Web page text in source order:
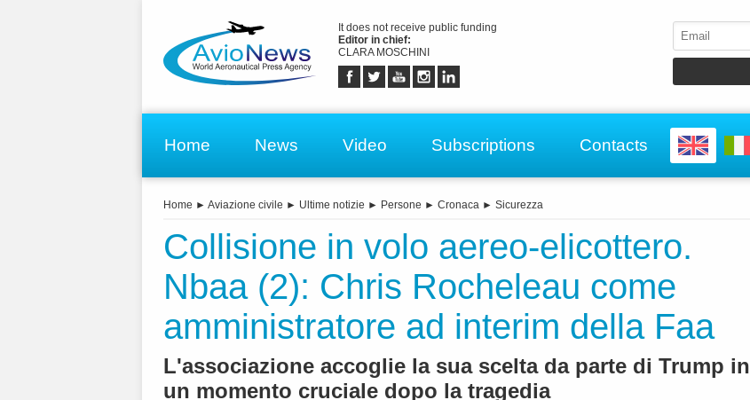
It does not receive public funding
Editor in chief:
CLARA MOSCHINI
Home News Video Subscriptions Contacts
Home ► Aviazione civile ► Ultime notizie ► Persone ► Cronaca ► Sicurezza
Collisione in volo aereo-elicottero.
Nbaa (2): Chris Rocheleau come
amministratore ad interim della Faa
L'associazione accoglie la sua scelta da parte di Trump in
un momento cruciale dopo la tragedia